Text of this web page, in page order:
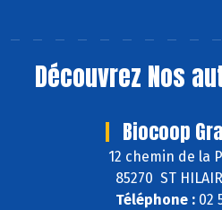
Découvrez Nos
Biocoop
12 chemin de la
85270 ST
Téléphone : 02